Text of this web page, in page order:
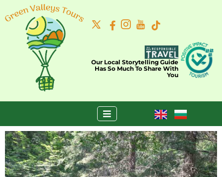
Our Local Storytelling Guide
Has So Much To Share With
You